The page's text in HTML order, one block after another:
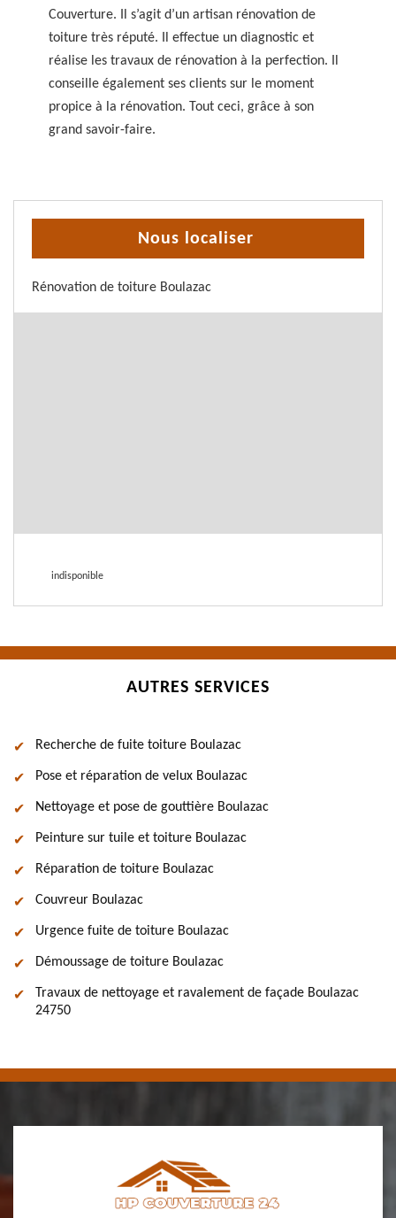
Couverture. Il s’agit d’un artisan rénovation de
toiture très réputé. Il effectue un diagnostic et
réalise les travaux de rénovation à la perfection. Il
conseille également ses clients sur le moment
propice à la rénovation. Tout ceci, grâce à son
grand savoir-faire.
Nous localiser
Rénovation de toiture Boulazac
indisponible
AUTRES SERVICES
Recherche de fuite toiture Boulazac
Pose et réparation de velux Boulazac
Nettoyage et pose de gouttière Boulazac
Peinture sur tuile et toiture Boulazac
Réparation de toiture Boulazac
Couvreur Boulazac
Urgence fuite de toiture Boulazac
Démoussage de toiture Boulazac
Travaux de nettoyage et ravalement de façade Boulazac
24750